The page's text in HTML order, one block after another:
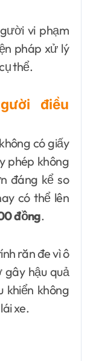
vi phạm
pháp xử lý
thể.
điều
có giấy
phép không
đáng kể so
có thể lên
đồng.
răn đe vì ô
hậu quả
khiển không
xe.